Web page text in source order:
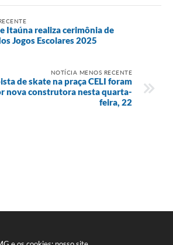
Itaúna realiza cerimônia de
Jogos Escolares 2025
NOTÍCIA MENOS RECENTE
de skate na praça CELI foram
nova construtora nesta quarta-
feira, 22